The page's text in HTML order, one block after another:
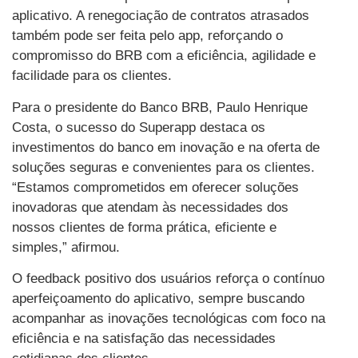
aplicativo. A renegociação de contratos atrasados
também pode ser feita pelo app, reforçando o
compromisso do BRB com a eficiência, agilidade e
facilidade para os clientes.
Para o presidente do Banco BRB, Paulo Henrique
Costa, o sucesso do Superapp destaca os
investimentos do banco em inovação e na oferta de
soluções seguras e convenientes para os clientes.
“Estamos comprometidos em oferecer soluções
inovadoras que atendam às necessidades dos
nossos clientes de forma prática, eficiente e
simples,” afirmou.
O feedback positivo dos usuários reforça o contínuo
aperfeiçoamento do aplicativo, sempre buscando
acompanhar as inovações tecnológicas com foco na
eficiência e na satisfação das necessidades